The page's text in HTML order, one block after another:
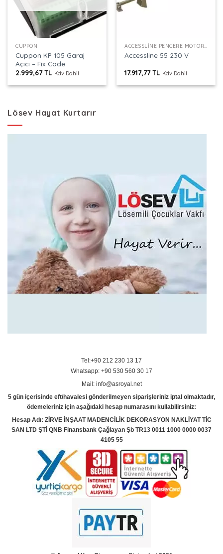
CUPPON
Cuppon KP 105 Garaj
Açıcı – Fix Code
2.999,67TL Kdv Dahil
ACCESSLINE PENCERE MOTORU
Accessline 55 230 V
17.917,77TL Kdv Dahil
Lösev Hayat Kurtarır
Tel:+90 212 230 13 17
Whatsapp: +90 530 560 30 17
Mail: info@asroyal.net
5 gün içerisinde eft/havalesi gönderilmeyen siparişleriniz iptal olmaktadır,
ödemeleriniz için aşağıdaki hesap numarasını kullabilirsiniz:
Hesap Adı: ZİRVE İNŞAAT MADENCİLİK DEKORASYON NAKLİYAT TİC
SAN LTD ŞTİ QNB Finansbank Çağlayan Şb TR13 0011 1000 0000 0037
4105 55